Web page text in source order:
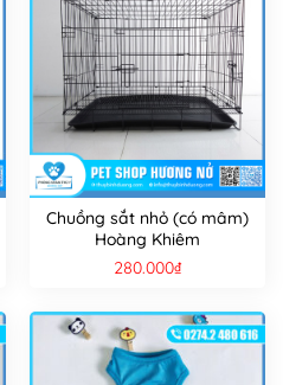
Chuồng sắt nhỏ (có mâm)
Hoàng Khiêm
280.000₫